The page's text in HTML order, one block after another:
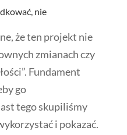
nie
że ten projekt nie
zmianach czy
Fundament
go
tego skupiliśmy
i pokazać.